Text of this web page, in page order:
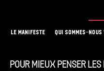
LE MANIFESTE QUI SOMMES-NOUS
Pour mieux penser